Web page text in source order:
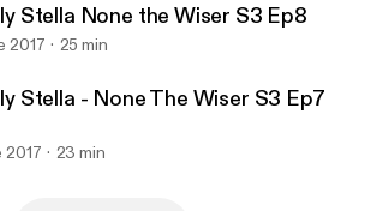
Stella None the Wiser S3 Ep8
2017 25 min
Stella - None The Wiser S3 Ep7
2017 23 min